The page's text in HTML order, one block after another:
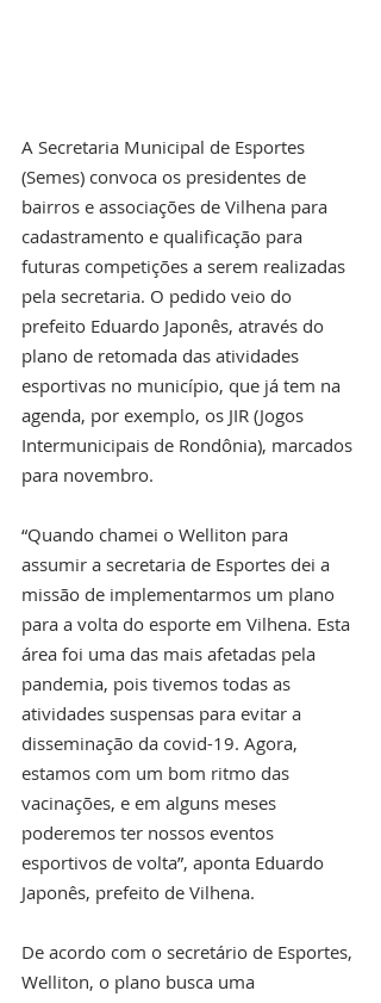
A Secretaria Municipal de Esportes
(Semes) convoca os presidentes de
bairros e associações de Vilhena para
cadastramento e qualificação para
futuras competições a serem realizadas
pela secretaria. O pedido veio do
prefeito Eduardo Japonês, através do
plano de retomada das atividades
esportivas no município, que já tem na
agenda, por exemplo, os JIR (Jogos
Intermunicipais de Rondônia), marcados
para novembro.
“Quando chamei o Welliton para
assumir a secretaria de Esportes dei a
missão de implementarmos um plano
para a volta do esporte em Vilhena. Esta
área foi uma das mais afetadas pela
pandemia, pois tivemos todas as
atividades suspensas para evitar a
disseminação da covid-19. Agora,
estamos com um bom ritmo das
vacinações, e em alguns meses
poderemos ter nossos eventos
esportivos de volta”, aponta Eduardo
Japonês, prefeito de Vilhena.
De acordo com o secretário de Esportes,
Welliton, o plano busca uma